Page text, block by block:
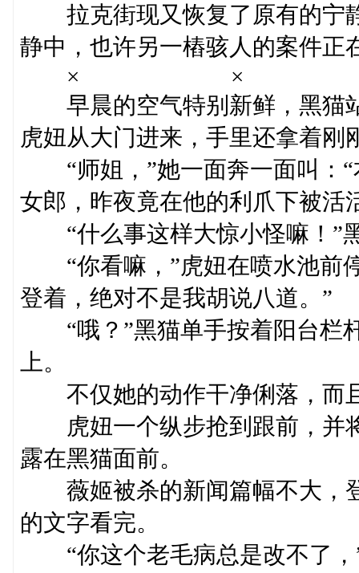
拉克街现又恢复了原有的宁
静中，也许另一樁骇人的案件正
× ×
早晨的空气特别新鲜，黑猫
虎妞从大门进来，手里还拿着刚
“师姐，”她一面奔一面叫：“
女郎，昨夜竟在他的利爪下被活
“什么事这样大惊小怪嘛！”
“你看嘛，”虎妞在喷水池前
登着，绝对不是我胡说八道。”
“哦？”黑猫单手按着阳台栏
上。
不仅她的动作干净俐落，而
虎妞一个纵步抢到跟前，并
露在黑猫面前。
薇姬被杀的新闻篇幅不大，
的文字看完。
“你这个老毛病总是改不了，